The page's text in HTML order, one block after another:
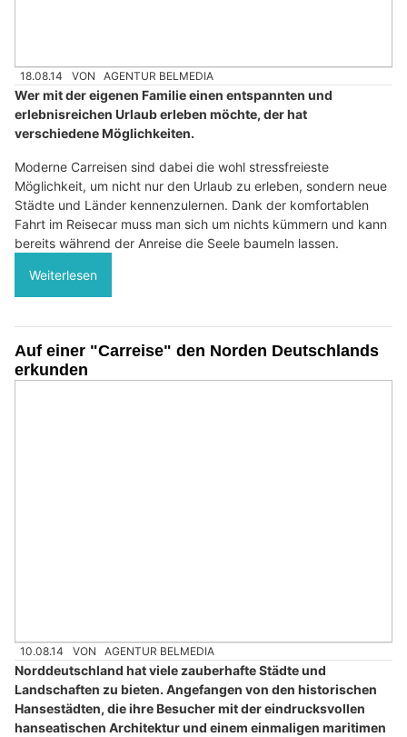
18.08.14 VON AGENTUR BELMEDIA
Wer mit der eigenen Familie einen entspannten und
erlebnisreichen Urlaub erleben möchte, der hat
verschiedene Möglichkeiten.
Moderne Carreisen sind dabei die wohl stressfreieste
Möglichkeit, um nicht nur den Urlaub zu erleben, sondern neue
Städte und Länder kennenzulernen. Dank der komfortablen
Fahrt im Reisecar muss man sich um nichts kümmern und kann
bereits während der Anreise die Seele baumeln lassen.
Weiterlesen
Auf einer "Carreise" den Norden Deutschlands
erkunden
10.08.14 VON AGENTUR BELMEDIA
Norddeutschland hat viele zauberhafte Städte und
Landschaften zu bieten. Angefangen von den historischen
Hansestädten, die ihre Besucher mit der eindrucksvollen
hanseatischen Architektur und einem einmaligen maritimen